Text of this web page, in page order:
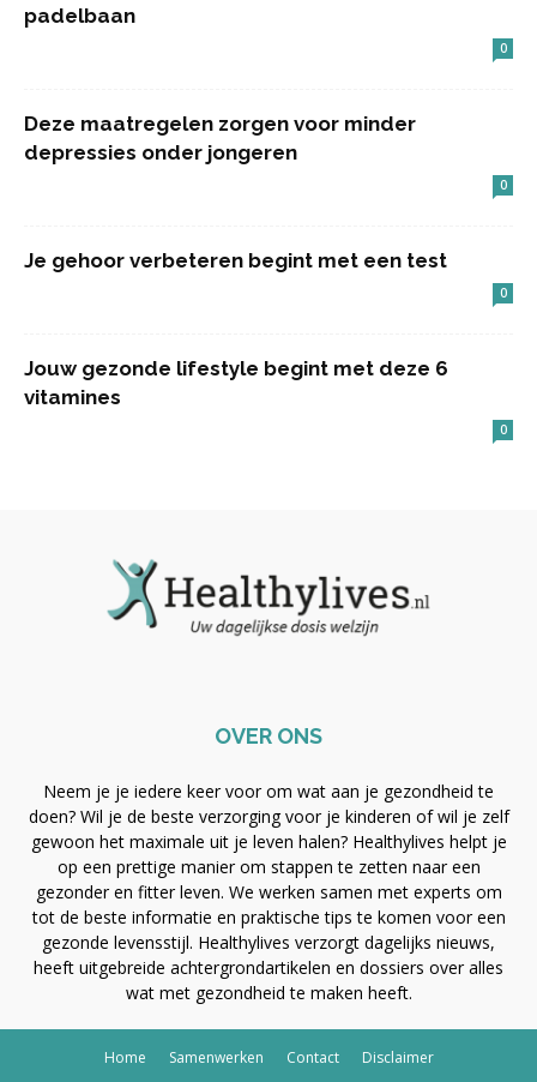
padelbaan
0
Deze maatregelen zorgen voor minder
depressies onder jongeren
0
Je gehoor verbeteren begint met een test
0
Jouw gezonde lifestyle begint met deze 6
vitamines
0
OVER ONS
Neem je je iedere keer voor om wat aan je gezondheid te
doen? Wil je de beste verzorging voor je kinderen of wil je zelf
gewoon het maximale uit je leven halen? Healthylives helpt je
op een prettige manier om stappen te zetten naar een
gezonder en fitter leven. We werken samen met experts om
tot de beste informatie en praktische tips te komen voor een
gezonde levensstijl. Healthylives verzorgt dagelijks nieuws,
heeft uitgebreide achtergrondartikelen en dossiers over alles
wat met gezondheid te maken heeft.
Home Samenwerken Contact Disclaimer